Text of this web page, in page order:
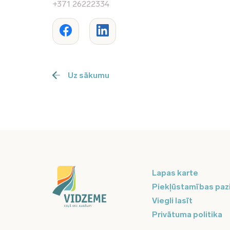
+371 26222334
Uz sākumu
Lapas karte
Piekļūstamības
Viegli lasīt
Privātuma politika